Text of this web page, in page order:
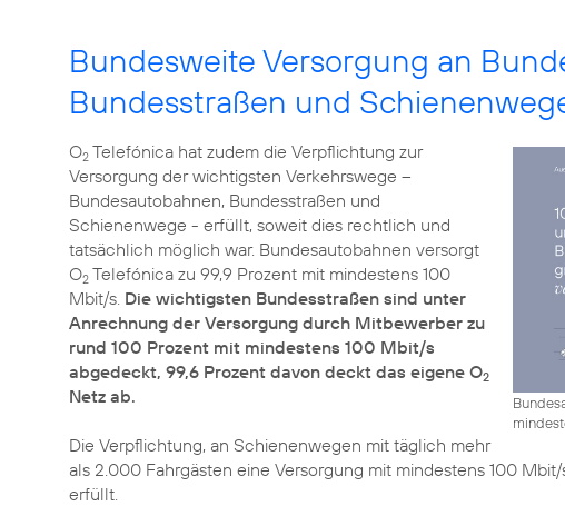
Bundesweite Versorgung an
Bundesstraßen und
O2 Telefónica hat zudem die Verpflichtung zur
Versorgung der wichtigsten Verkehrswege –
Bundesautobahnen, Bundesstraßen und
Schienenwege - erfüllt, soweit dies rechtlich und
tatsächlich möglich war. Bundesautobahnen versorgt
O2 Telefónica zu 99,9 Prozent mit mindestens 100
Mbit/s. Die wichtigsten Bundesstraßen sind unter
Anrechnung der Versorgung durch Mitbewerber zu
rund 100 Prozent mit mindestens 100 Mbit/s
abgedeckt, 99,6 Prozent davon deckt das eigene O2
Netz ab.
Die Verpflichtung, an Schienenwegen mit täglich mehr
als 2.000 Fahrgästen eine Versorgung mit mindestens 100
erfüllt.